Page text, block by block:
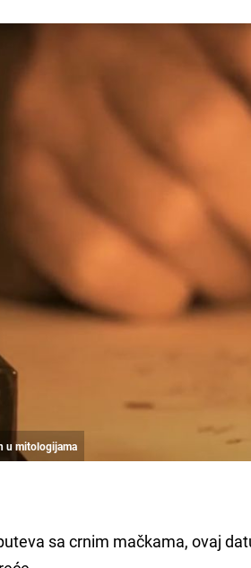
u mitologijama
sa crnim mačkama, ovaj